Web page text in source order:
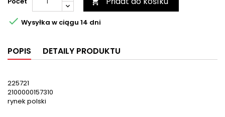
 Wysyłka w ciągu 14 dni
POPIS DETAILY PRODUKTU
225721
2100000157310
rynek polski